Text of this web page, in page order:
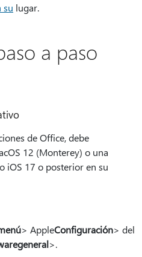
su lugar.
a paso
de Office, debe
12 (Monterey) o una
iOS 17 o posterior en su
> AppleConfiguración> del
general>.